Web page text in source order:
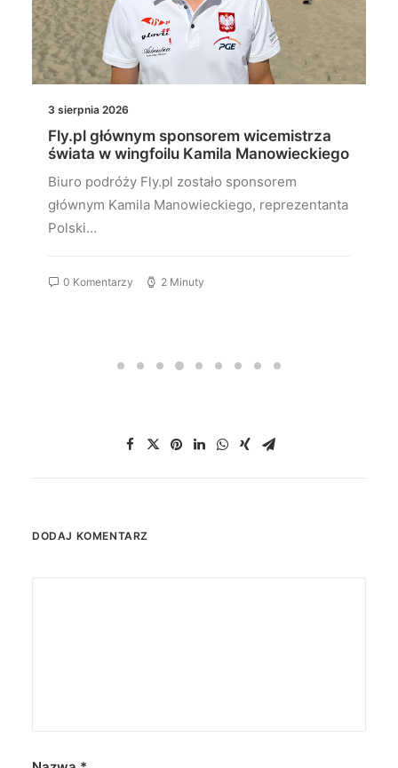
3 sierpnia 2026
Fly.pl głównym sponsorem wicemistrza
świata w wingfoilu Kamila Manowieckiego
Biuro podróży Fly.pl zostało sponsorem
głównym Kamila Manowieckiego, reprezentanta
Polski…
0 Komentarzy 2 Minuty
DODAJ KOMENTARZ